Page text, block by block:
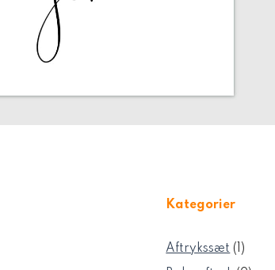
Kategorier
Aftrykssæt
1
vare